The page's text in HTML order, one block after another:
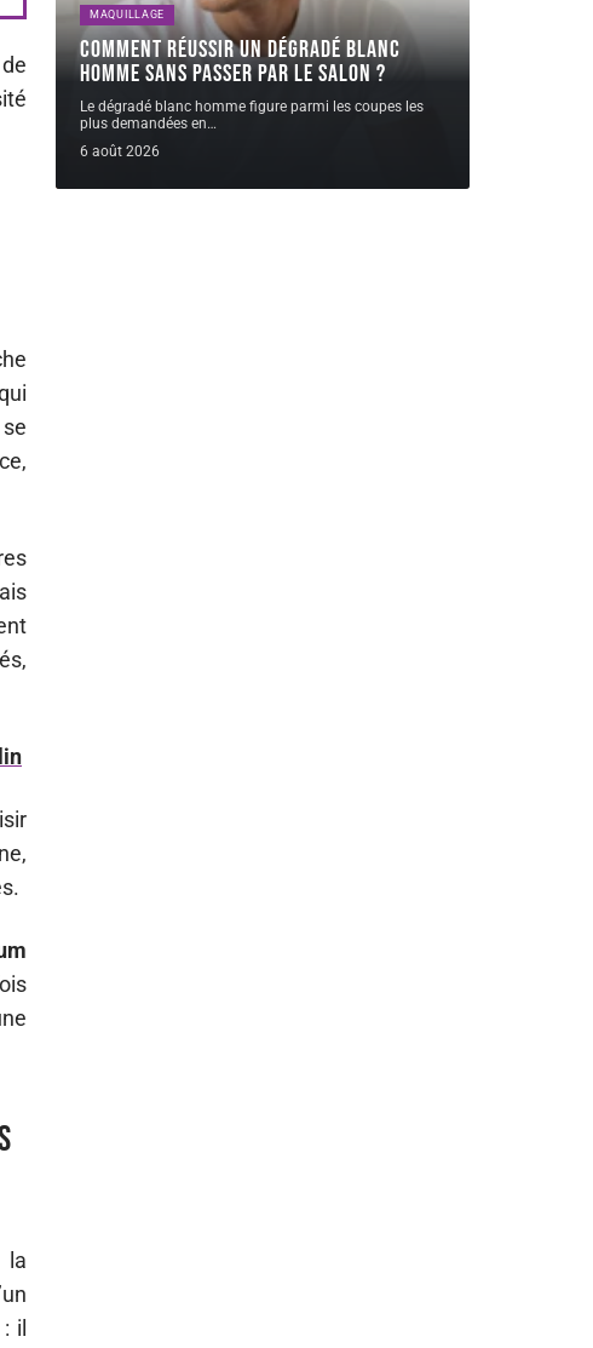
la
il
MAQUILLAGE
Comment réussir un dégradé blanc
homme sans passer par le salon ?
Le dégradé blanc homme figure parmi les coupes les
plus demandées en…
6 août 2026